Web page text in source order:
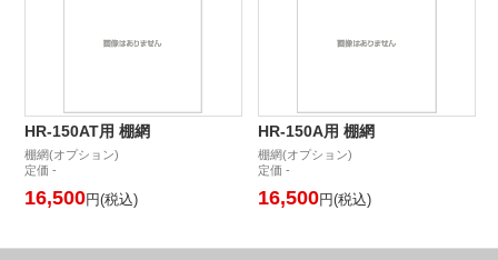
HR-150AT用 棚網
棚網(オプション)
定価 -
16,500円(税込)
HR-150A用 棚網
棚網(オプション)
定価 -
16,500円(税込)